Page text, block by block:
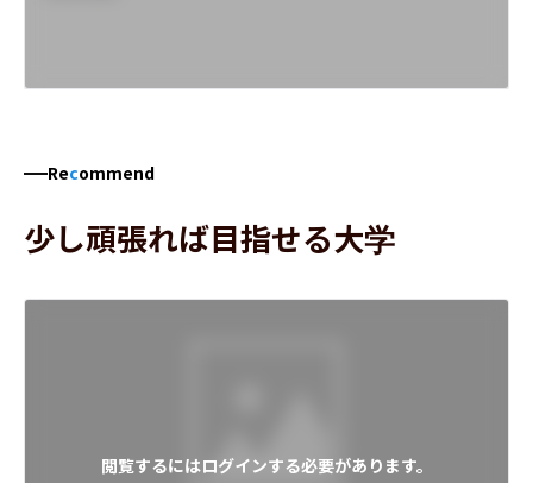
Recommend
少し頑張れば目指せる大学
閲覧するにはログインする必要があります。